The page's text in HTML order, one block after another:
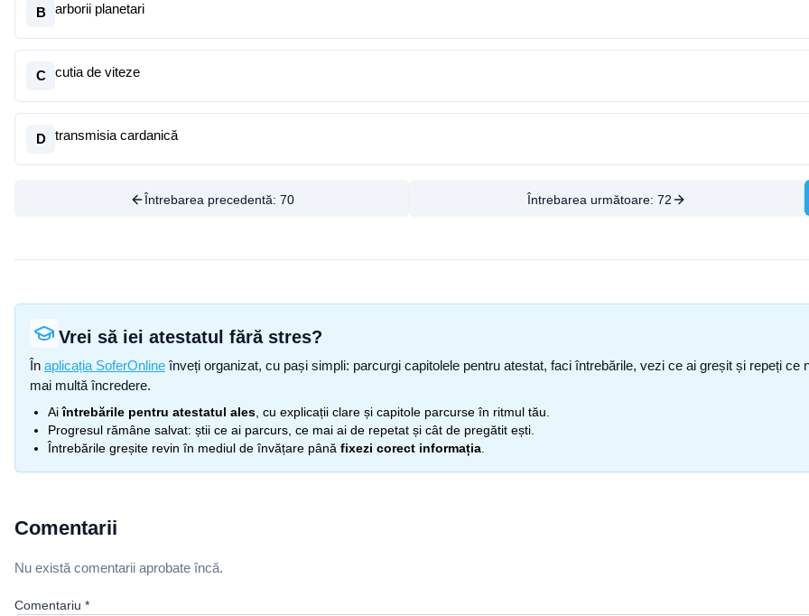
B arborii planetari
C cutia de viteze
D transmisia cardanică
Întrebarea precedentă: 70 Întrebarea următoare: 72
Vrei să iei atestatul fără stres?
În aplicația SoferOnline înveți organizat, cu pași simpli: parcurgi capitolele pentru atestat, faci întrebările, vezi ce ai greșit și repeți
mai multă încredere.
Aiîntrebările pentru atestatul ales , cu explicații clare și capitole parcurse în ritmul tău.
Progresul rămâne salvat: știi ce ai parcurs, ce mai ai de repetat și cât de pregătit ești.
Întrebările greșite revin în mediul de învățare până fixezi corect informația
Comentarii
Nu există comentarii aprobate încă.
Comentariu *